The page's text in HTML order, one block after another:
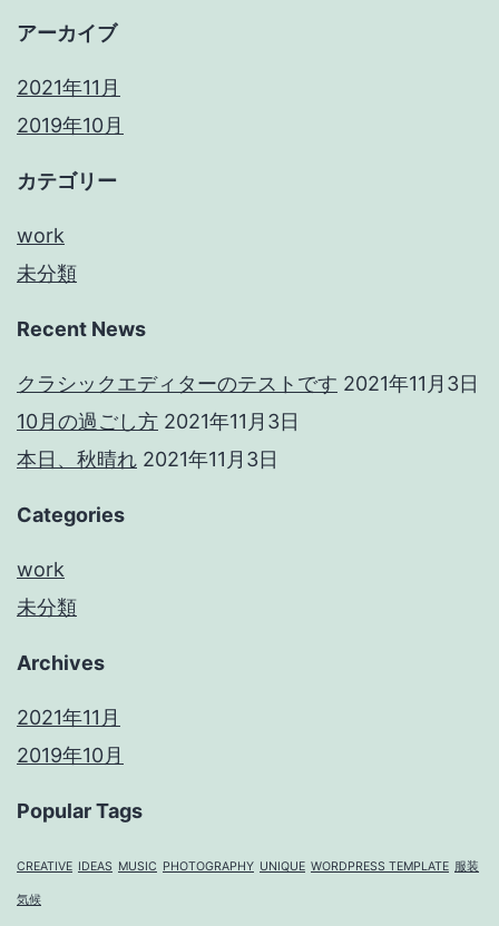
アーカイブ
2021年11月
2019年10月
カテゴリー
work
未分類
Recent News
クラシックエディターのテストです 2021年11月3日
10月の過ごし方 2021年11月3日
本日、秋晴れ 2021年11月3日
Categories
work
未分類
Archives
2021年11月
2019年10月
Popular Tags
CREATIVE IDEAS MUSIC PHOTOGRAPHY UNIQUE WORDPRESS TEMPLATE 服装
気候